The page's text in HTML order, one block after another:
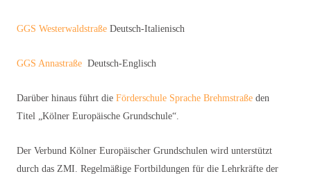
GGS Westerwaldstraße Deutsch-Italienisch
GGS Annastraße Deutsch-Englisch
Darüber hinaus führt die Förderschule Sprache Brehmstraße den
Titel „Kölner Europäische Grundschule“.
Der Verbund Kölner Europäischer Grundschulen wird unterstützt
durch das ZMI. Regelmäßige Fortbildungen für die Lehrkräfte der